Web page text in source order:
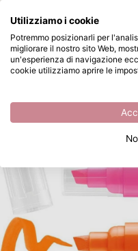
Passa al contenuto
/ Pennarelli acrilici /
Cosa stai cercando?
Utilizziamo i cookie
Potremmo posizionarli per
migliorare il nostro sito Web,
un'esperienza di navigazione
cookie utilizziamo aprire le